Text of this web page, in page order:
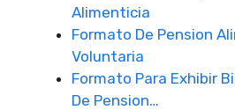
Alimenticia
Formato De Pension
Voluntaria
Formato Para Exhibir
De Pension…